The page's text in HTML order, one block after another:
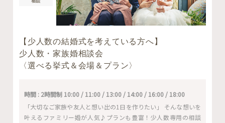
【少人数の結婚式を考えている方へ】
少人数・家族婚相談会
〈選べる挙式＆会場＆プラン〉
時間 : 2時間制 10:00 / 11:00 / 13:00 / 14:00 / 16:00 / 18:00
「大切なご家族や友人と想い出の1日を作りたい」 そんな想いを
叶えるファミリー婚が人気♪プランも豊富！少人数専用の相談